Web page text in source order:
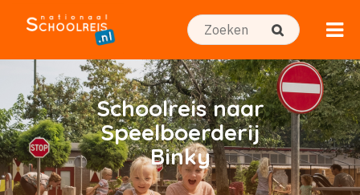
Schoolreis naar
Speelboerderij
Binky